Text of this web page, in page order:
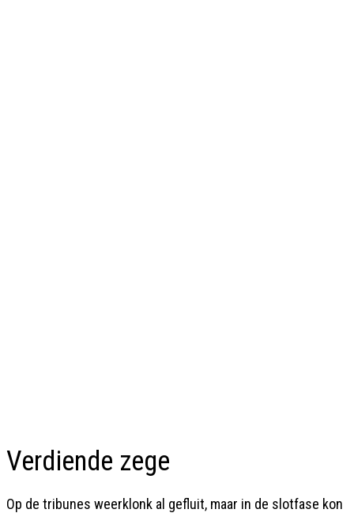
Verdiende zege
Op de tribunes weerklonk al gefluit, maar in de slotfase kon